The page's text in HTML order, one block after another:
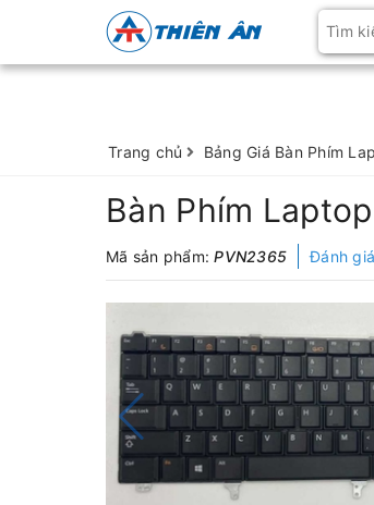
Trang chủ Bảng Giá Bàn Phím
Bàn Phím
Mã sản phẩm:PVN2365 Đánh